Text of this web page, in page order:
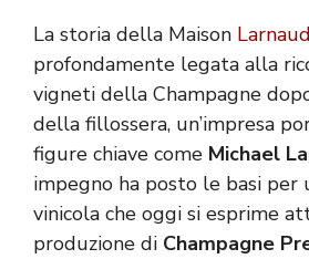
La storia della Maison
profondamente legata alla
vigneti della Champagne
della fillossera, un’impresa
figure chiave come Michael
impegno ha posto le basi per
vinicola che oggi si esprime
produzione di Champagne